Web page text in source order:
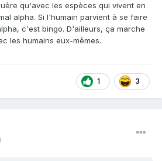
qu'avec les espèces qui vivent en
alpha. Si l'humain parvient à se faire
c'est bingo. D'ailleurs, ça marche
les humains eux-mêmes.
1 3